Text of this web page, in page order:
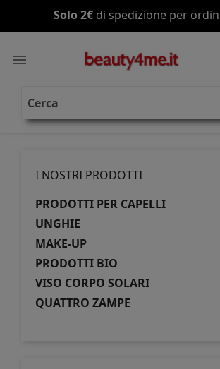
Solo 2€di spedizione per

I NOSTRI PRODOTTI
PRODOTTI PER CAPELLI
UNGHIE
MAKE-UP
PRODOTTI BIO
VISO CORPO SOLARI
QUATTRO ZAMPE